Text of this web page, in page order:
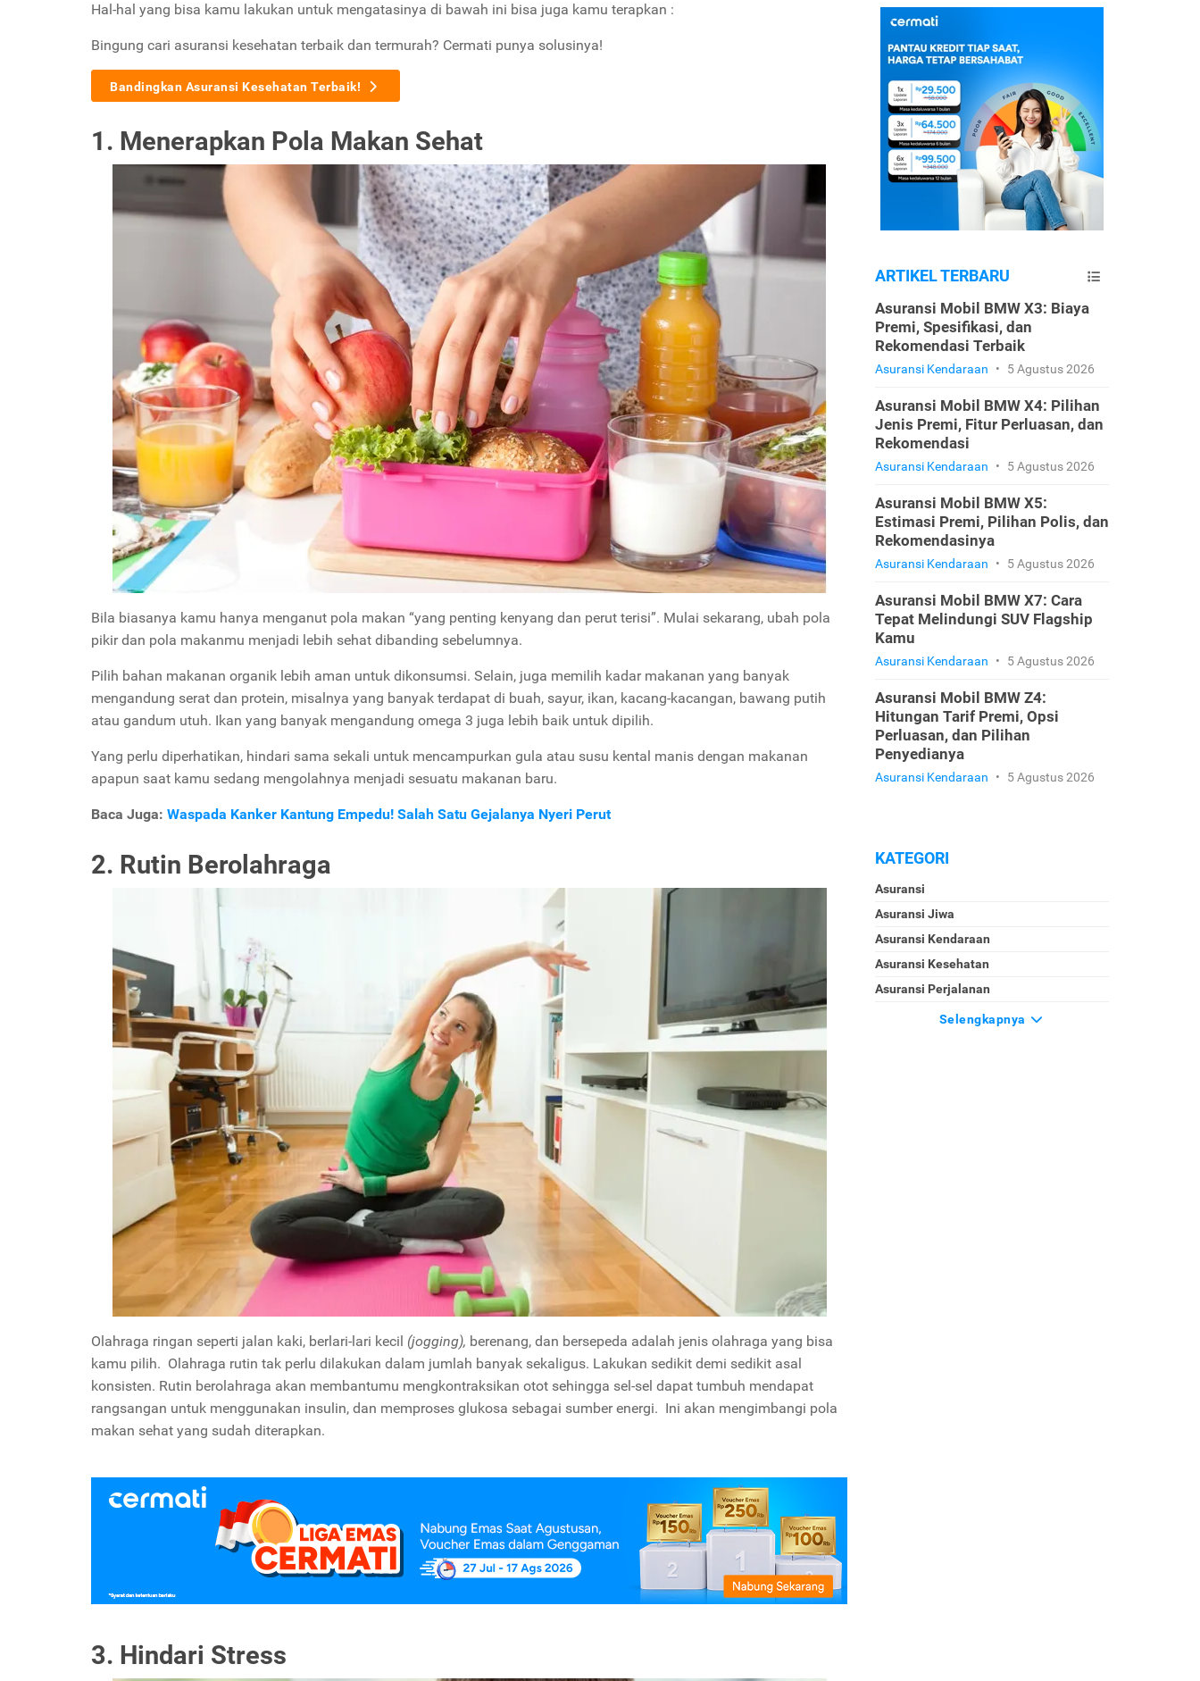
Hal-hal yang bisa kamu lakukan untuk mengatasinya di bawah ini bisa juga kamu terapkan :
Bingung cari asuransi kesehatan terbaik dan termurah? Cermati punya solusinya!
Bandingkan Asuransi Kesehatan Terbaik!
1. Menerapkan Pola Makan Sehat
Bila biasanya kamu hanya menganut pola makan “yang penting kenyang dan perut terisi”. Mulai sekarang, ubah pola
pikir dan pola makanmu menjadi lebih sehat dibanding sebelumnya.
Pilih bahan makanan organik lebih aman untuk dikonsumsi. Selain, juga memilih kadar makanan yang banyak
mengandung serat dan protein, misalnya yang banyak terdapat di buah, sayur, ikan, kacang-kacangan, bawang putih
atau gandum utuh. Ikan yang banyak mengandung omega 3 juga lebih baik untuk dipilih.
Yang perlu diperhatikan, hindari sama sekali untuk mencampurkan gula atau susu kental manis dengan makanan
apapun saat kamu sedang mengolahnya menjadi sesuatu makanan baru.
Baca Juga: Waspada Kanker Kantung Empedu! Salah Satu Gejalanya Nyeri Perut
2. Rutin Berolahraga
Olahraga ringan seperti jalan kaki, berlari-lari kecil (jogging), berenang, dan bersepeda adalah jenis olahraga yang bisa
kamu pilih. Olahraga rutin tak perlu dilakukan dalam jumlah banyak sekaligus. Lakukan sedikit demi sedikit asal
konsisten. Rutin berolahraga akan membantumu mengkontraksikan otot sehingga sel-sel dapat tumbuh mendapat
rangsangan untuk menggunakan insulin, dan memproses glukosa sebagai sumber energi. Ini akan mengimbangi pola
makan sehat yang sudah diterapkan.
3. Hindari Stress
ARTIKEL TERBARU
Asuransi Mobil BMW X3: Biaya
Premi, Spesifikasi, dan
Rekomendasi Terbaik
Asuransi Kendaraan • 5 Agustus 2026
Asuransi Mobil BMW X4: Pilihan
Jenis Premi, Fitur Perluasan, dan
Rekomendasi
Asuransi Kendaraan • 5 Agustus 2026
Asuransi Mobil BMW X5:
Estimasi Premi, Pilihan Polis, dan
Rekomendasinya
Asuransi Kendaraan • 5 Agustus 2026
Asuransi Mobil BMW X7: Cara
Tepat Melindungi SUV Flagship
Kamu
Asuransi Kendaraan • 5 Agustus 2026
Asuransi Mobil BMW Z4:
Hitungan Tarif Premi, Opsi
Perluasan, dan Pilihan
Penyedianya
Asuransi Kendaraan • 5 Agustus 2026
KATEGORI
Asuransi
Asuransi Jiwa
Asuransi Kendaraan
Asuransi Kesehatan
Asuransi Perjalanan
Selengkapnya